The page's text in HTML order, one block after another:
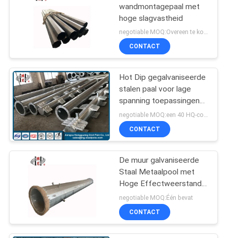
NIEUWS
VERZOEK
OM EEN
CITAAT
SITEMAP
PRIVACYBELEID
Gegalvaniseerd
Staal Pool
100
Staal Elektrische
Pool
70
wandmontagepaal met
hoge slagvastheid
negotiable MOQ:Overeen te komen
CONTACT
Hot Dip gegalvaniseerde
stalen paal voor lage
spanning toepassingen
met
corrosiebestendigheid
negotiable MOQ:een 40 HQ-container
CONTACT
De muur galvaniseerde
Staal Metaalpool met
Hoge Effectweerstand
beëindigt
negotiable MOQ:Één bevat
CONTACT